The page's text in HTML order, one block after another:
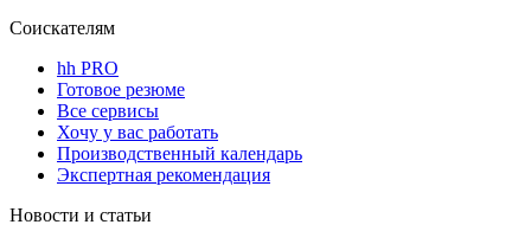
Соискателям
hh PRO
Готовое резюме
Все сервисы
Хочу у вас работать
Производственный календарь
Экспертная рекомендация
Новости и статьи